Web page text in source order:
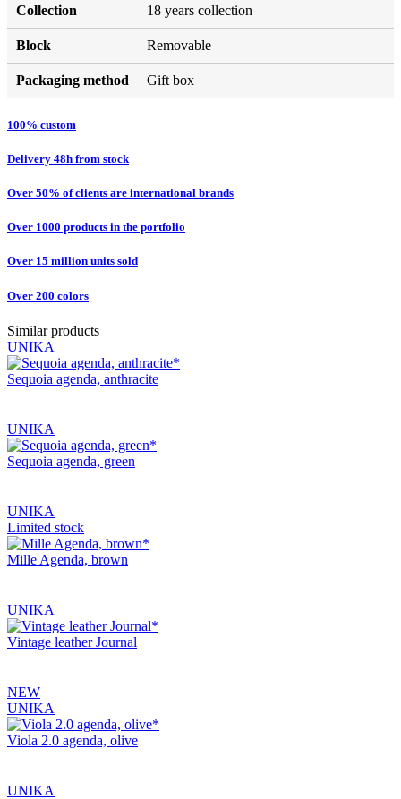
Collection 18 years collection
Block Removable
Packaging method Gift box
100% custom
Delivery 48h from stock
Over 50% of clients are international brands
Over 1000 products in the portfolio
Over 15 million units sold
Over 200 colors
Similar products
UNIKA
Sequoia agenda, anthracite
UNIKA
Sequoia agenda, green
UNIKA
Limited stock
Mille Agenda, brown
UNIKA
Vintage leather Journal
NEW
UNIKA
Viola 2.0 agenda, olive
UNIKA